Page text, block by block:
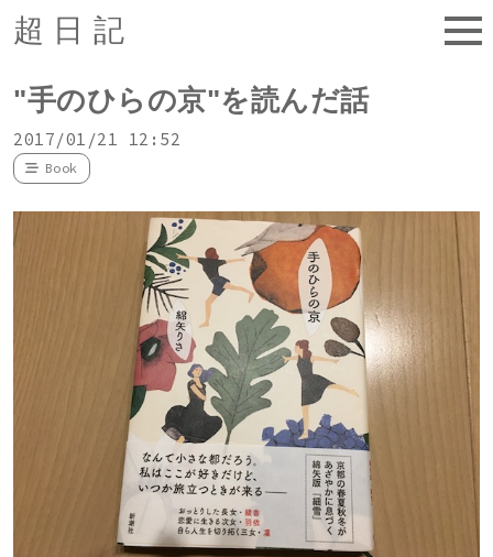
超日記
"手のひらの京"を読んだ話
2017/01/21 12:52
Book